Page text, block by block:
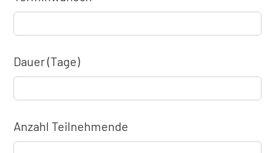
Dauer (Tage)
Anzahl Teilnehmende